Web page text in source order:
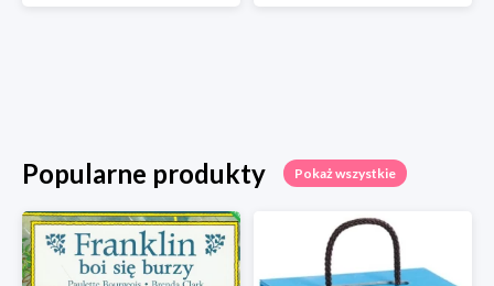
Popularne produkty Pokaż wszystkie